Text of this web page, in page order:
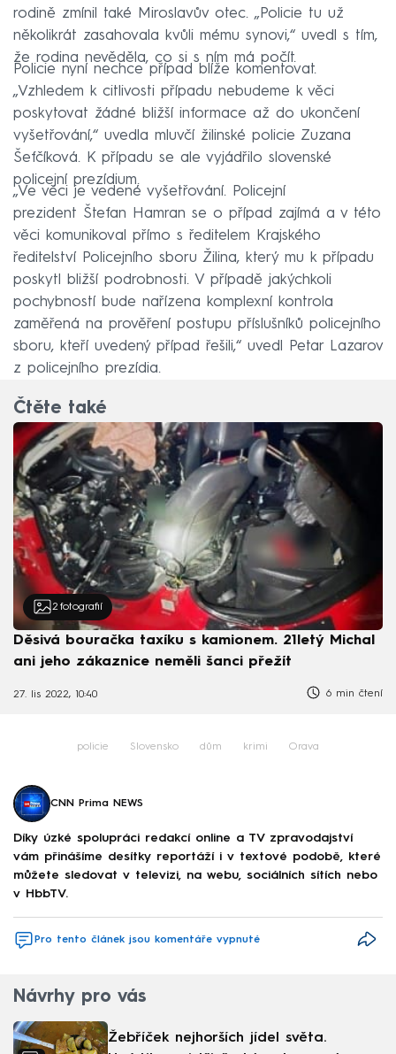
rodině zmínil také Miroslavův otec. „Policie tu už
několikrát zasahovala kvůli mému synovi,“ uvedl s tím,
že rodina nevěděla, co si s ním má počít.
Policie nyní nechce případ blíže komentovat.
„Vzhledem k citlivosti případu nebudeme k věci
poskytovat žádné bližší informace až do ukončení
vyšetřování,“ uvedla mluvčí žilinské policie Zuzana
Šefčíková. K případu se ale vyjádřilo slovenské
policejní prezídium.
„Ve věci je vedené vyšetřování. Policejní
prezident Štefan Hamran se o případ zajímá a v této
věci komunikoval přímo s ředitelem Krajského
ředitelství Policejního sboru Žilina, který mu k případu
poskytl bližší podrobnosti. V případě jakýchkoli
pochybností bude nařízena komplexní kontrola
zaměřená na prověření postupu příslušníků policejního
sboru, kteří uvedený případ řešili,“ uvedl Petar Lazarov
z policejního prezídia.
Čtěte také
2 fotografií
Děsivá bouračka taxíku s kamionem. 21letý Michal
ani jeho zákaznice neměli šanci přežít
27. lis 2022, 10:40 6 min čtení
policie Slovensko dům krimi Orava
CNN Prima NEWS
Díky úzké spolupráci redakcí online a TV zpravodajství
vám přinášíme desítky reportáží i v textové podobě, které
můžete sledovat v televizi, na webu, sociálních sítích nebo
v HbbTV.
Pro tento článek jsou komentáře vypnuté
Návrhy pro vás
Žebříček nejhorších jídel světa.